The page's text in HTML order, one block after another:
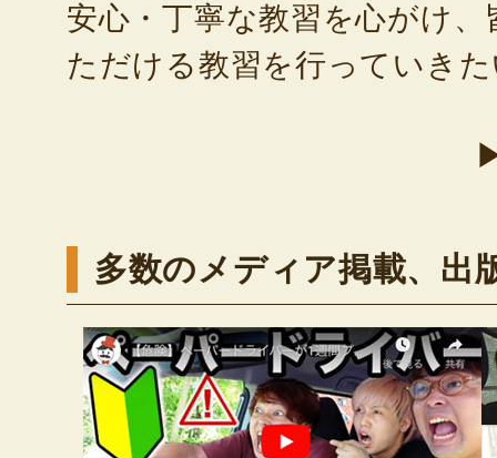
安心・丁寧な教習を心がけ
ただける教習を行っていき
多数のメディア掲載、出